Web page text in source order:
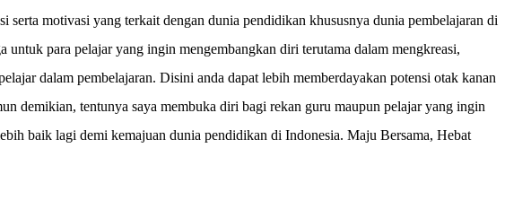
motivasi yang terkait dengan dunia pendidikan khususnya dunia pembelajaran di
para pelajar yang ingin mengembangkan diri terutama dalam mengkreasi,
dalam pembelajaran. Disini anda dapat lebih memberdayakan potensi otak kanan
demikian, tentunya saya membuka diri bagi rekan guru maupun pelajar yang ingin
baik lagi demi kemajuan dunia pendidikan di Indonesia. Maju Bersama, Hebat